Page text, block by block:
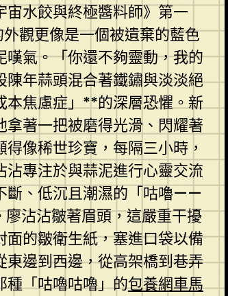
水餃與終極醬料師》第一
觀更像是一個被遺棄的藍色
氣。「你還不夠靈動，我的
年蒜頭混合著鐵鏽與淡淡絕
本焦慮症」**的深層恐懼。新
著一把被磨得光滑、閃耀著
像稀世珍寶，每隔三小時，
專注於與蒜泥進行心靈交流
斷、低沉且潮濕的「咕嚕——
沾沾皺著眉頭，這嚴重干擾
的皺衛生紙，塞進口袋以備
邊到西邊，從高架橋到巷弄
種「咕嚕咕嚕」的包養網車馬